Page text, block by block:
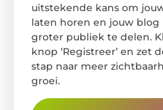
uitstekende kans om
laten horen en jouw blog
groter publiek te delen.
knop ‘Registreer’ en zet
stap naar meer
groei.